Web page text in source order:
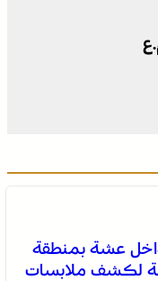
داخل عشة بمنطقة
لكشف ملابسات